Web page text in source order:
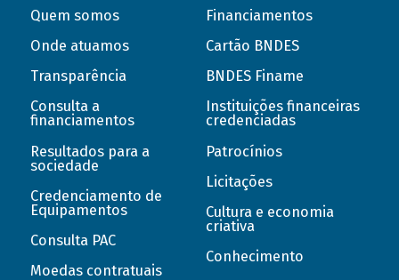
Quem somos
Onde atuamos
Transparência
Consulta a
financiamentos
Resultados para a
sociedade
Credenciamento de
Equipamentos
Consulta PAC
Moedas contratuais
Financiamentos
Cartão BNDES
BNDES Finame
Instituições financeiras
credenciadas
Patrocínios
Licitações
Cultura e economia
criativa
Conhecimento